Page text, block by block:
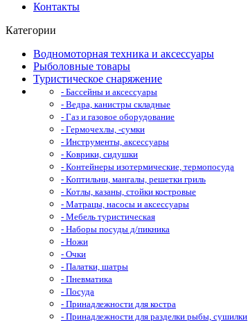
Контакты
Категории
Водномоторная техника и аксессуары
Рыболовные товары
Туристическое снаряжение
- Бассейны и аксессуары
- Ведра, канистры складные
- Газ и газовое оборудование
- Гермочехлы, -сумки
- Инструменты, аксессуары
- Коврики, сидушки
- Контейнеры изотермические, термопосуда
- Коптильни, мангалы, решетки гриль
- Котлы, казаны, стойки костровые
- Матрацы, насосы и аксессуары
- Мебель туристическая
- Наборы посуды д/пикника
- Ножи
- Очки
- Палатки, шатры
- Пневматика
- Посуда
- Принадлежности для костра
- Принадлежности для разделки рыбы, сушилки